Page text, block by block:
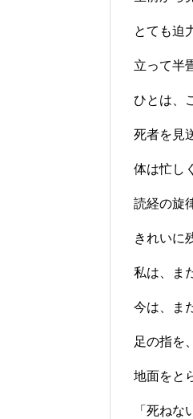
とても迫
立って半
ひとは、
死者を見
体は忙し
読経の旋
きれいに
私は、ま
今は、ま
足の指を
地面をと
「死ね